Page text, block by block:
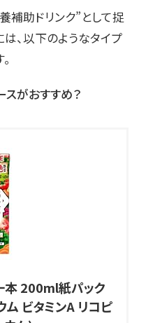
補助ドリンク”として捉
は、以下のようなタイプ
スがおすすめ？
本 200ml紙パック
ビタミンA リコピ